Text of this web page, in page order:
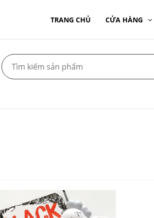
TRANG CHỦ CỬA HÀNG